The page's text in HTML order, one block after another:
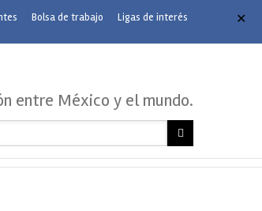
Bolsa de trabajo Ligas de interés
entre México y el mundo.
✕